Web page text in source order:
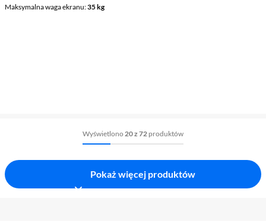
Maksymalna waga ekranu 35 kg
Wyświetlono 20 z 72 produktów
Pokaż więcej produktów